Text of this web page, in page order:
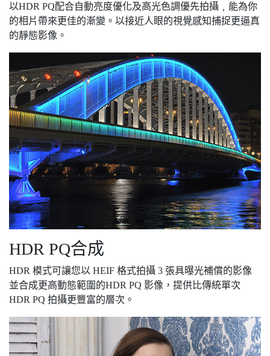
以HDR PQ配合自動亮度優化及高光色調優先拍攝﹐能為你
的相片帶來更佳的漸變。以接近人眼的視覺感知捕捉更逼真
的靜態影像。
HDR PQ合成
HDR 模式可讓您以 HEIF 格式拍攝 3 張具曝光補償的影像
並合成更高動態範圍的HDR PQ 影像，提供比傳統單次
HDR PQ 拍攝更豐富的層次。